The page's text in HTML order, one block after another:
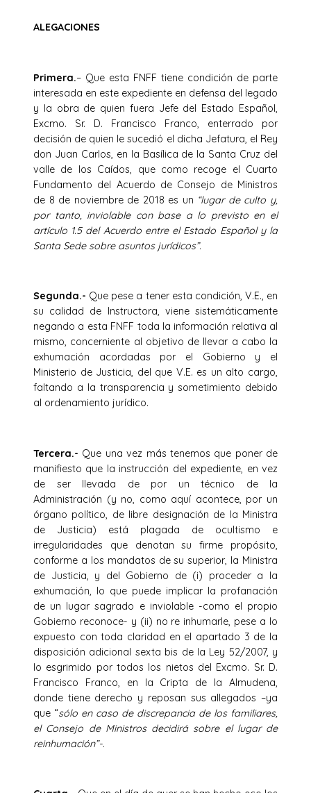
ALEGACIONES
Primera.– Que esta FNFF tiene condición de parte
interesada en este expediente en defensa del legado
y la obra de quien fuera Jefe del Estado Español,
Excmo. Sr. D. Francisco Franco, enterrado por
decisión de quien le sucedió el dicha Jefatura, el Rey
don Juan Carlos, en la Basílica de la Santa Cruz del
valle de los Caídos, que como recoge el Cuarto
Fundamento del Acuerdo de Consejo de Ministros
de 8 de noviembre de 2018 es un “lugar de culto y,
por tanto, inviolable con base a lo previsto en el
artículo 1.5 del Acuerdo entre el Estado Español y la
Santa Sede sobre asuntos jurídicos”.
Segunda.- Que pese a tener esta condición, V.E., en
su calidad de Instructora, viene sistemáticamente
negando a esta FNFF toda la información relativa al
mismo, concerniente al objetivo de llevar a cabo la
exhumación acordadas por el Gobierno y el
Ministerio de Justicia, del que V.E. es un alto cargo,
faltando a la transparencia y sometimiento debido
al ordenamiento jurídico.
Tercera.- Que una vez más tenemos que poner de
manifiesto que la instrucción del expediente, en vez
de ser llevada de por un técnico de la
Administración (y no, como aquí acontece, por un
órgano político, de libre designación de la Ministra
de Justicia) está plagada de ocultismo e
irregularidades que denotan su firme propósito,
conforme a los mandatos de su superior, la Ministra
de Justicia, y del Gobierno de (i) proceder a la
exhumación, lo que puede implicar la profanación
de un lugar sagrado e inviolable -como el propio
Gobierno reconoce- y (ii) no re inhumarle, pese a lo
expuesto con toda claridad en el apartado 3 de la
disposición adicional sexta bis de la Ley 52/2007, y
lo esgrimido por todos los nietos del Excmo. Sr. D.
Francisco Franco, en la Cripta de la Almudena,
donde tiene derecho y reposan sus allegados –ya
que “sólo en caso de discrepancia de los familiares,
el Consejo de Ministros decidirá sobre el lugar de
reinhumación”-.